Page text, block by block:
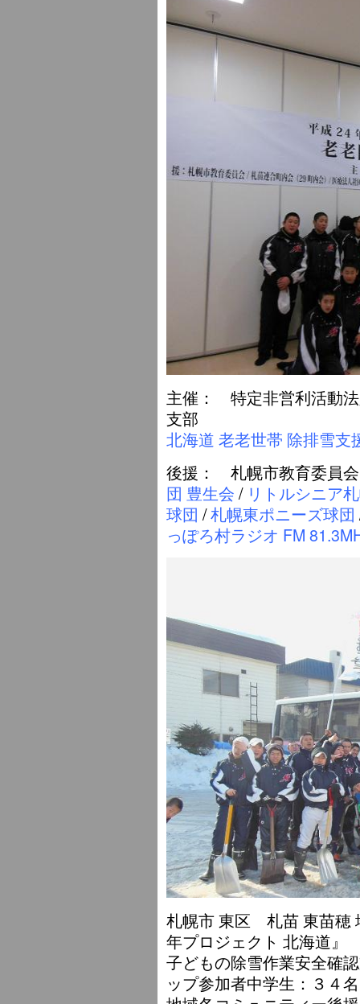
主催： 特定非営利活動
支部
北海道 老老世帯 除排雪支
後援： 札幌市教育委員
団 豊生会 / リトルシニア
球団 /札幌東ポニーズ球団
っぽろ村ラジオ FM
札幌市 東区 札苗 東苗穂
年プロジェクト 北海道』
子どもの除雪作業安全確
ップ参加者中学生：３４